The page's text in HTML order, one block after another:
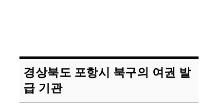
경상북도 포항시 북구의 여권 발
급 기관